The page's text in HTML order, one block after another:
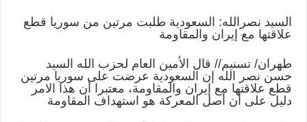
السيد نصرالله: السعودية طلبت مرتين من سوريا قطع
علاقتها مع إيران والمقاومة
طهران/ تسنيم// قال الأمين العام لحزب الله السيد
حسن نصر الله إن السعودية عرضت على سوريا مرتين
قطع علاقتها مع إيران والمقاومة، معتبرا أن هذا الامر
دليل على أن أصل المعركة هو استهداف المقاومة